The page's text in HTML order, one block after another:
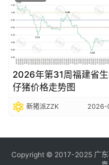
2026年第31周福建省
仔猪价格走势图
新猪派ZZK 2026-
Copyright © 2017-2025 广东